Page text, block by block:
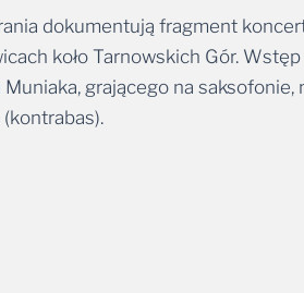
dokumentują fragment
koło Tarnowskich Gór.
grającego na